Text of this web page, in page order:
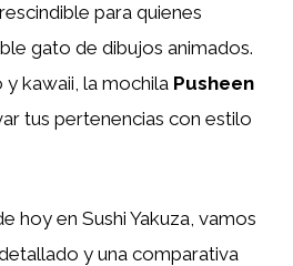
para quienes
gato de dibujos animados.
kawaii, la mochila Pusheen
tus pertenencias con estilo
hoy en Sushi Yakuza, vamos
y una comparativa